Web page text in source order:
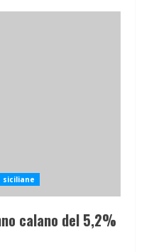
siciliane
calano del 5,2%